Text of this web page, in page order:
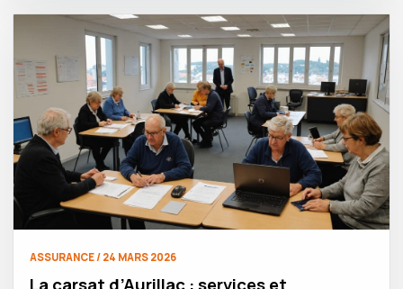
ASSURANCE / 24 MARS 2026
La carsat d’Aurillac : services et